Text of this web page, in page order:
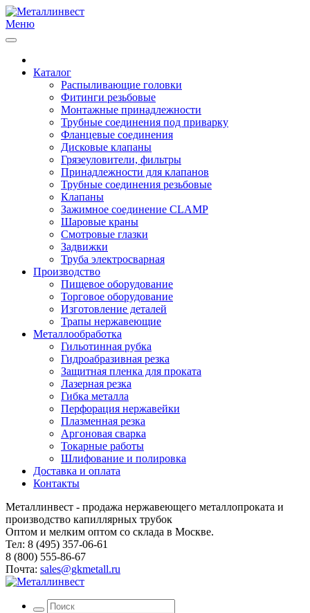
Меню
Каталог
Распыливающие головки
Фитинги резьбовые
Монтажные принадлежности
Трубные соединения под приварку
Фланцевые соединения
Дисковые клапаны
Грязеуловители, фильтры
Принадлежности для клапанов
Трубные соединения резьбовые
Клапаны
Зажимное соединение CLAMP
Шаровые краны
Смотровые глазки
Задвижки
Труба электросварная
Производство
Пищевое оборудование
Торговое оборудование
Изготовление деталей
Трапы нержавеющие
Металлообработка
Гильотинная рубка
Гидроабразивная резка
Защитная пленка для проката
Лазерная резка
Гибка металла
Перфорация нержавейки
Плазменная резка
Аргоновая сварка
Токарные работы
Шлифование и полировка
Доставка и оплата
Контакты
Металлинвест - продажа нержавеющего металлопроката и
производство капиллярных трубок
Оптом и мелким оптом со склада в Москве.
Тел: 8 (495) 357-06-61
8 (800) 555-86-67
Почта: sales@gkmetall.ru